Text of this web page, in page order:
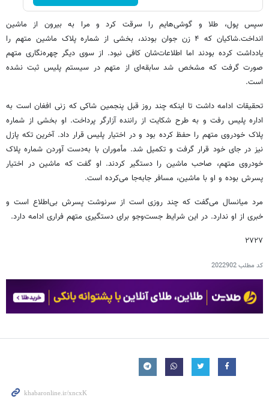
سپس پول، ‌طلا و گوشی‌هایم را سرقت کرد و مرا به بیرون از ماشین
انداخت.‌شاکیان که ۴ زن جوان بودند، بخشی از شماره پلاک ماشین متهم را
یادداشت کرده بودند اما اطلاعات‌شان کافی نبود. از سوی دیگر چهره‌نگاری متهم
صورت گرفت که مشخص شد سابقه‌ای از متهم در سیستم پلیس ثبت نشده
است.
تحقیقات ادامه داشت تا اینکه چند روز قبل پنجمین شاکی که زنی افغان است به
اداره پلیس رفت و به طرح شکایت از راننده آزارگر پرداخت. او بخشی از شماره
پلاک خودروی متهم را حفظ کرده بود و در اختیار پلیس قرار داد. آخرین تکه پازل
نیز در جای خود قرار گرفت و تکمیل شد. مأموران با به‌دست آوردن شماره پلاک
خودروی متهم، صاحب ماشین را دستگیر کردند. او گفت که ماشین در اختیار
پسرش بوده و او با ماشین، مسافر جابه‌جا می‌کرده است.
مرد میانسال می‌گفت که چند روزی است از سرنوشت پسرش بی‌اطلاع است و
خبری از او ندارد. در این شرایط جست‌وجو برای دستگیری متهم فراری ادامه دارد.
۲۷۲۷
کد مطلب2022902